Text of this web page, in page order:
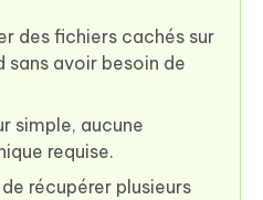
des fichiers cachés sur
sans avoir besoin de
simple, aucune
requise.
récupérer plusieurs